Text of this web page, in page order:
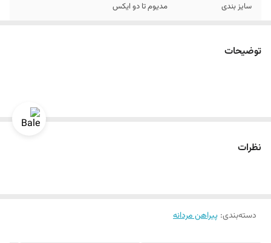
سایز بندی مدیوم تا دو ایکس
توضیحات
نظرات
دسته‌بندی: پیراهن مردانه